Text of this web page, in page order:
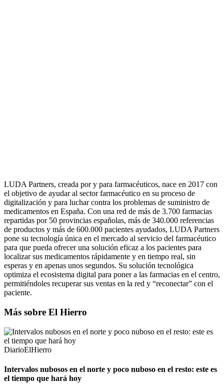
LUDA Partners, creada por y para farmacéuticos, nace en 2017 con
el objetivo de ayudar al sector farmacéutico en su proceso de
digitalización y para luchar contra los problemas de suministro de
medicamentos en España. Con una red de más de 3.700 farmacias
repartidas por 50 provincias españolas, más de 340.000 referencias
de productos y más de 600.000 pacientes ayudados, LUDA Partners
pone su tecnología única en el mercado al servicio del farmacéutico
para que pueda ofrecer una solución eficaz a los pacientes para
localizar sus medicamentos rápidamente y en tiempo real, sin
esperas y en apenas unos segundos. Su solución tecnológica
optimiza el ecosistema digital para poner a las farmacias en el centro,
permitiéndoles recuperar sus ventas en la red y “reconectar” con el
paciente.
Más sobre El Hierro
DiarioElHierro
Intervalos nubosos en el norte y poco nuboso en el resto: este es
el tiempo que hará hoy